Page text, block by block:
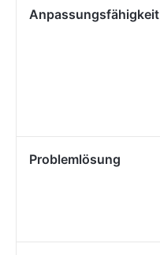
Anpassungsfähigkeit
Problemlösung